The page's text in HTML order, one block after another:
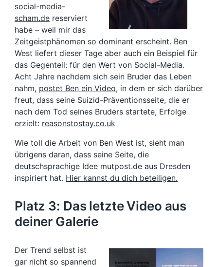
social-media-
scham.de reserviert
habe – weil mir das
Zeitgeistphänomen so dominant erscheint. Ben
West liefert dieser Tage aber auch ein Beispiel für
das Gegenteil: für den Wert von Social-Media.
Acht Jahre nachdem sich sein Bruder das Leben
nahm, postet Ben ein Video, in dem er sich darüber
freut, dass seine Suizid-Präventionsseite, die er
nach dem Tod seines Bruders startete, Erfolge
erzielt: reasonstostay.co.uk
Wie toll die Arbeit von Ben West ist, sieht man
übrigens daran, dass seine Seite, die
deutschsprachige Idee mutpost.de aus Dresden
inspiriert hat. Hier kannst du dich beteiligen.
Platz 3: Das letzte Video aus
deiner Galerie
Der Trend selbst ist
gar nicht so spannend